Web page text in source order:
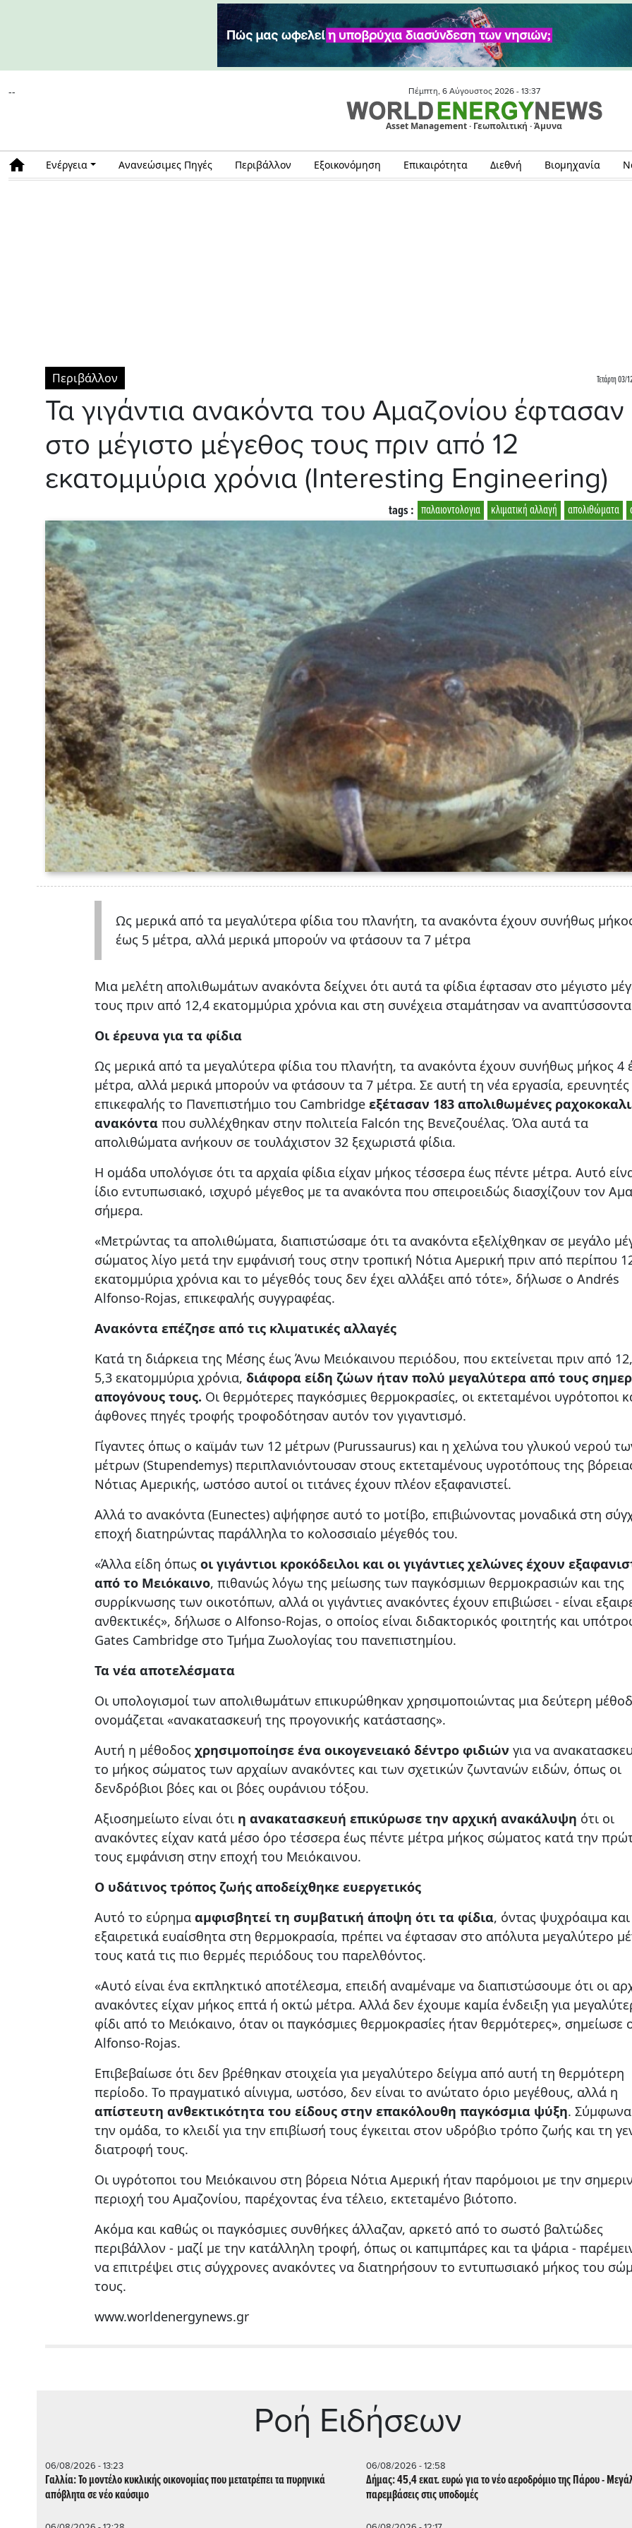
-- Πέμπτη, 6 Αύγουστος 2026 - 13:37
Asset Management · Γεωπολιτική · Άμυνα
Ενέργεια Ανανεώσιμες Πηγές Περιβάλλον Εξοικονόμηση Επικαιρότητα Διεθνή Βιομηχανία
Περιβάλλον Τετάρτη 03/
Τα γιγάντια ανακόντα του Αμαζονίου έφτασαν
στο μέγιστο μέγεθος τους πριν από 12
εκατομμύρια χρόνια (Interesting Engineering)
απολιθώματα
κλιματική αλλαγή
παλαιοντολογια
tags :
Ως μερικά από τα μεγαλύτερα φίδια του πλανήτη, τα ανακόντα έχουν συνήθως
έως 5 μέτρα, αλλά μερικά μπορούν να φτάσουν τα 7 μέτρα
Μια μελέτη απολιθωμάτων ανακόντα δείχνει ότι αυτά τα φίδια έφτασαν στο μέγιστο
τους πριν από 12,4 εκατομμύρια χρόνια και στη συνέχεια σταμάτησαν να
Οι έρευνα για τα φίδια
Ως μερικά από τα μεγαλύτερα φίδια του πλανήτη, τα ανακόντα έχουν συνήθως μήκος 4
μέτρα, αλλά μερικά μπορούν να φτάσουν τα 7 μέτρα. Σε αυτή τη νέα εργασία,
επικεφαλής το Πανεπιστήμιο του Cambridge εξέτασαν 183 απολιθωμένες
ανακόντα που συλλέχθηκαν στην πολιτεία Falcón της Βενεζουέλας. Όλα αυτά τα
απολιθώματα ανήκουν σε τουλάχιστον 32 ξεχωριστά φίδια.
Η ομάδα υπολόγισε ότι τα αρχαία φίδια είχαν μήκος τέσσερα έως πέντε μέτρα. Αυτό
ίδιο εντυπωσιακό, ισχυρό μέγεθος με τα ανακόντα που σπειροειδώς διασχίζουν τον
σήμερα.
«Μετρώντας τα απολιθώματα, διαπιστώσαμε ότι τα ανακόντα εξελίχθηκαν σε μεγάλο
σώματος λίγο μετά την εμφάνισή τους στην τροπική Νότια Αμερική πριν από περίπου
εκατομμύρια χρόνια και το μέγεθός τους δεν έχει αλλάξει από τότε», δήλωσε ο Andrés
Alfonso-Rojas, επικεφαλής συγγραφέας.
Ανακόντα επέζησε από τις κλιματικές αλλαγές
Κατά τη διάρκεια της Μέσης έως Άνω Μειόκαινου περιόδου, που εκτείνεται πριν από
5,3 εκατομμύρια χρόνια, διάφορα είδη ζώων ήταν πολύ μεγαλύτερα από τους
απογόνους τους. Οι θερμότερες παγκόσμιες θερμοκρασίες, οι εκτεταμένοι υγρότοποι
άφθονες πηγές τροφής τροφοδότησαν αυτόν τον γιγαντισμό.
Γίγαντες όπως ο καϊμάν των 12 μέτρων (Purussaurus) και η χελώνα του γλυκού νερού
μέτρων (Stupendemys) περιπλανιόντουσαν στους εκτεταμένους υγροτόπους της
Νότιας Αμερικής, ωστόσο αυτοί οι τιτάνες έχουν πλέον εξαφανιστεί.
Αλλά το ανακόντα (Eunectes) αψήφησε αυτό το μοτίβο, επιβιώνοντας μοναδικά στη
εποχή διατηρώντας παράλληλα το κολοσσιαίο μέγεθός του.
«Άλλα είδη όπως οι γιγάντιοι κροκόδειλοι και οι γιγάντιες χελώνες έχουν
από το Μειόκαινο, πιθανώς λόγω της μείωσης των παγκόσμιων θερμοκρασιών και της
συρρίκνωσης των οικοτόπων, αλλά οι γιγάντιες ανακόντες έχουν επιβιώσει - είναι
ανθεκτικές», δήλωσε ο Alfonso-Rojas, ο οποίος είναι διδακτορικός φοιτητής και
Gates Cambridge στο Τμήμα Ζωολογίας του πανεπιστημίου.
Τα νέα αποτελέσματα
Οι υπολογισμοί των απολιθωμάτων επικυρώθηκαν χρησιμοποιώντας μια δεύτερη
ονομάζεται «ανακατασκευή της προγονικής κατάστασης».
Αυτή η μέθοδος χρησιμοποίησε ένα οικογενειακό δέντρο φιδιών για να
το μήκος σώματος των αρχαίων ανακόντες και των σχετικών ζωντανών ειδών, όπως οι
δενδρόβιοι βόες και οι βόες ουράνιου τόξου.
Αξιοσημείωτο είναι ότι η ανακατασκευή επικύρωσε την αρχική ανακάλυψη ότι οι
ανακόντες είχαν κατά μέσο όρο τέσσερα έως πέντε μέτρα μήκος σώματος κατά την
τους εμφάνιση στην εποχή του Μειόκαινου.
Ο υδάτινος τρόπος ζωής αποδείχθηκε ευεργετικός
Αυτό το εύρημα αμφισβητεί τη συμβατική άποψη ότι τα φίδια, όντας ψυχρόαιμα και
εξαιρετικά ευαίσθητα στη θερμοκρασία, πρέπει να έφτασαν στο απόλυτα μεγαλύτερο
τους κατά τις πιο θερμές περιόδους του παρελθόντος.
«Αυτό είναι ένα εκπληκτικό αποτέλεσμα, επειδή αναμέναμε να διαπιστώσουμε ότι οι
ανακόντες είχαν μήκος επτά ή οκτώ μέτρα. Αλλά δεν έχουμε καμία ένδειξη για
φίδι από το Μειόκαινο, όταν οι παγκόσμιες θερμοκρασίες ήταν θερμότερες», σημείωσε
Alfonso-Rojas.
Επιβεβαίωσε ότι δεν βρέθηκαν στοιχεία για μεγαλύτερο δείγμα από αυτή τη θερμότερη
περίοδο. Το πραγματικό αίνιγμα, ωστόσο, δεν είναι το ανώτατο όριο μεγέθους, αλλά η
απίστευτη ανθεκτικότητα του είδους στην επακόλουθη παγκόσμια ψύξη.
την ομάδα, το κλειδί για την επιβίωσή τους έγκειται στον υδρόβιο τρόπο ζωής και τη
διατροφή τους.
Οι υγρότοποι του Μειόκαινου στη βόρεια Νότια Αμερική ήταν παρόμοιοι με την
περιοχή του Αμαζονίου, παρέχοντας ένα τέλειο, εκτεταμένο βιότοπο.
Ακόμα και καθώς οι παγκόσμιες συνθήκες άλλαζαν, αρκετό από το σωστό βαλτώδες
περιβάλλον - μαζί με την κατάλληλη τροφή, όπως οι καπιμπάρες και τα ψάρια -
να επιτρέψει στις σύγχρονες ανακόντες να διατηρήσουν το εντυπωσιακό μήκος του
τους.
www.worldenergynews.gr
Ρoή Ειδήσεων
06/08/2026 - 13:23
Γαλλία: Το μοντέλο κυκλικής οικονομίας που μετατρέπει τα πυρηνικά
απόβλητα σε νέο καύσιμο
06/08/2026 - 12:58
Δήμας: 45,4 εκατ. ευρώ για το νέο αεροδρόμιο της Πάρου -
παρεμβάσεις στις υποδομές